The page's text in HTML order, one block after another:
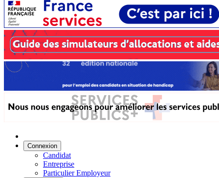
Connexion
Candidat
Entreprise
Particulier Employeur